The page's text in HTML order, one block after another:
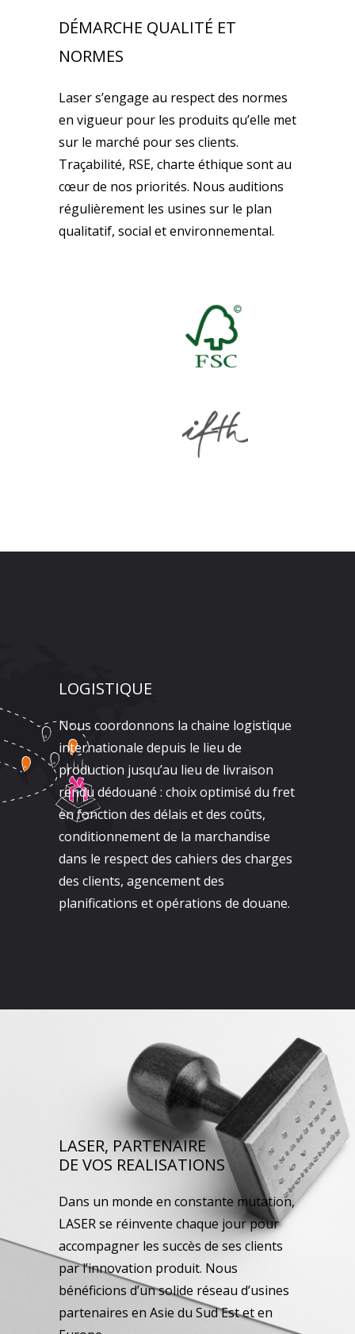
DÉMARCHE QUALITÉ ET
NORMES
Laser s’engage au respect des normes
en vigueur pour les produits qu’elle met
sur le marché pour ses clients.
Traçabilité, RSE, charte éthique sont au
cœur de nos priorités. Nous auditions
régulièrement les usines sur le plan
qualitatif, social et environnemental.
LOGISTIQUE
Nous coordonnons la chaine logistique
internationale depuis le lieu de
production jusqu’au lieu de livraison
rendu dédouané : choix optimisé du fret
en fonction des délais et des coûts,
conditionnement de la marchandise
dans le respect des cahiers des charges
des clients, agencement des
planifications et opérations de douane.
LASER, PARTENAIRE
DE VOS REALISATIONS
Dans un monde en constante mutation,
LASER se réinvente chaque jour pour
accompagner les succès de ses clients
par l’innovation produit. Nous
bénéficions d’un solide réseau d’usines
partenaires en Asie du Sud Est et en